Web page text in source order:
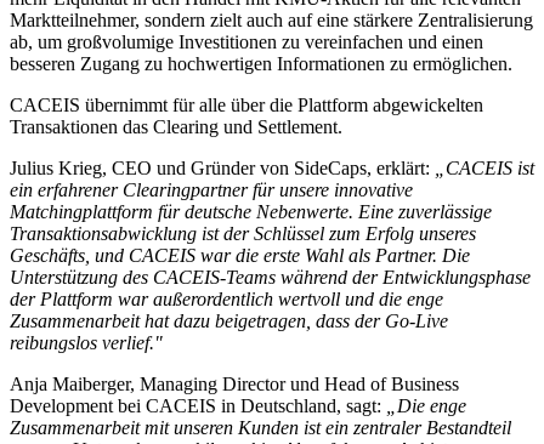
Marktteilnehmer, sondern zielt auch auf eine stärkere Zentralisierung
ab, um großvolumige Investitionen zu vereinfachen und einen
besseren Zugang zu hochwertigen Informationen zu ermöglichen.
CACEIS übernimmt für alle über die Plattform abgewickelten
Transaktionen das Clearing und Settlement.
Julius Krieg, CEO und Gründer von SideCaps, erklärt:
„CACEIS ist
ein erfahrener Clearingpartner für unsere innovative
Matchingplattform für deutsche Nebenwerte. Eine zuverlässige
Transaktionsabwicklung ist der Schlüssel zum Erfolg unseres
Geschäfts, und CACEIS war die erste Wahl als Partner. Die
Unterstützung des CACEIS-Teams während der Entwicklungsphase
der Plattform war außerordentlich wertvoll und die enge
Zusammenarbeit hat dazu beigetragen, dass der Go-Live
reibungslos verlief."
Anja Maiberger, Managing Director und Head of Business
Development bei CACEIS in Deutschland, sagt:
„Die enge
Zusammenarbeit mit unseren Kunden ist ein zentraler Bestandteil